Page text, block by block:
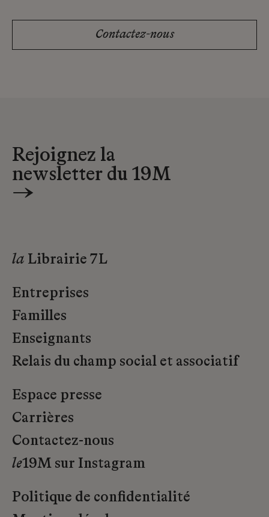
Contactez-nous
Rejoignez la
newsletter du 19M
→
la Librairie 7L
Entreprises
Familles
Enseignants
Relais du champ social et associatif
Espace presse
Carrières
Contactez-nous
le19M sur Instagram
Politique de confidentialité